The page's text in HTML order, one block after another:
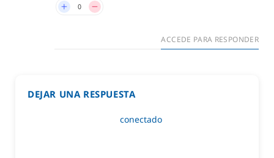
0
ACCEDE PARA RESPONDER
DEJAR UNA RESPUESTA
conectado